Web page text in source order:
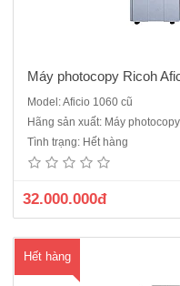
Máy photocopy Ricoh
Model: Aficio 1060 cũ
Hãng sản xuất: Máy
Tình trạng: Hết hàng
32.000.000đ
Hết hàng
Máy photocopy Ricoh Aficio
sao chụp : 75 bản/
(ARDF)Bộ tự động đảo mặt
: A3Khay giấy vào : 2 x